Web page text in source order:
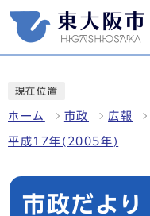
現在位置
ホーム 市政 広報
平成17年(2005年)
市政だよ